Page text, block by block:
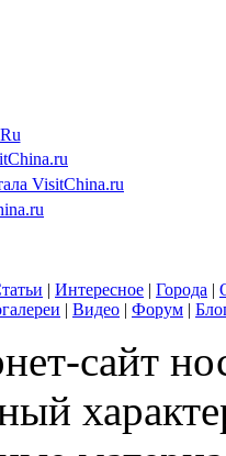
VisitChina.ru
| Интересное | Города |
| Видео | Форум |
сайт